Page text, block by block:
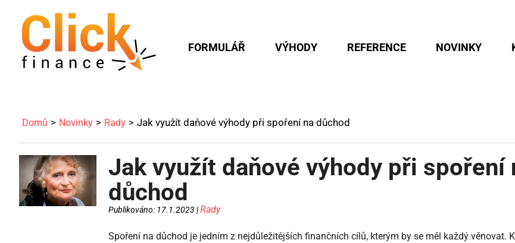
FORMULÁŘ VÝHODY REFERENCE NOVINKY
Domů Novinky Rady Jak využít daňové výhody při spoření na důchod
Jak využít daňové výhody při spoření
důchod
Publikováno: 17.1.2023 |Rady
Spoření na důchod je jedním z nejdůležitějších finančních cílů, kterým by se měl každý věnovat.